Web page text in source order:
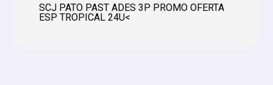
SCJ PATO PAST ADES 3P PROMO OFERTA
ESP TROPICAL 24U<